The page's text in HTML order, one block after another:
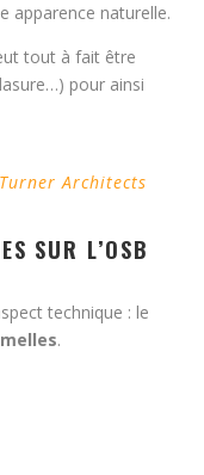
apparence naturelle.
tout à fait être
pour ainsi
Architects
SUR L’OSB
technique : le
.